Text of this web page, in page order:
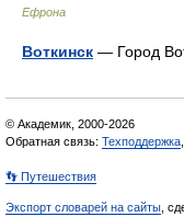
Ефрона
Воткинск — Город
© Академик, 2000-2026
Обратная связь: Техподдержка
👣 Путешествия
Экспорт словарей на сайты ,